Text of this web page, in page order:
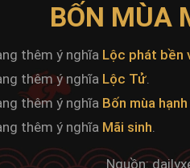
BỐN MÙA
thêm ý nghĩa Lộc phát bền
thêm ý nghĩa Lộc Tử.
thêm ý nghĩa Bốn mùa
thêm ý nghĩa Mãi sinh.
Nguồn: